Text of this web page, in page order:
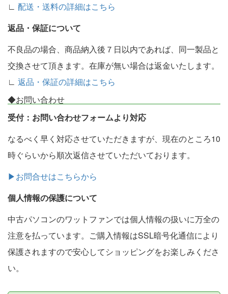
∟ 配送・送料の詳細はこちら
返品・保証について
不良品の場合、商品納入後７日以内であれば、同一製品と
交換させて頂きます。在庫が無い場合は返金いたします。
∟ 返品・保証の詳細はこちら
◆お問い合わせ
受付：お問い合わせフォームより対応
なるべく早く対応させていただきますが、現在のところ10
時ぐらいから順次返信させていただいております。
▶お問合せはこちらから
個人情報の保護について
中古パソコンのワットファンでは個人情報の扱いに万全の
注意を払っています。ご購入情報はSSL暗号化通信により
保護されますので安心してショッピングをお楽しみくださ
い。